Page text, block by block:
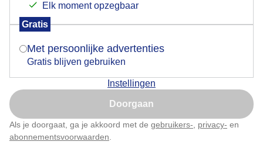
Elk moment opzegbaar
Gratis
Met persoonlijke advertenties
Gratis blijven gebruiken
Instellingen
Doorgaan
Als je doorgaat, ga je akkoord met de gebruikers- privacy- en
abonnementsvoorwaarden
Een moment geduld aub...
Is goed, toon de popup
Nu niet, misschien later
Klik hierom dit aan te passen